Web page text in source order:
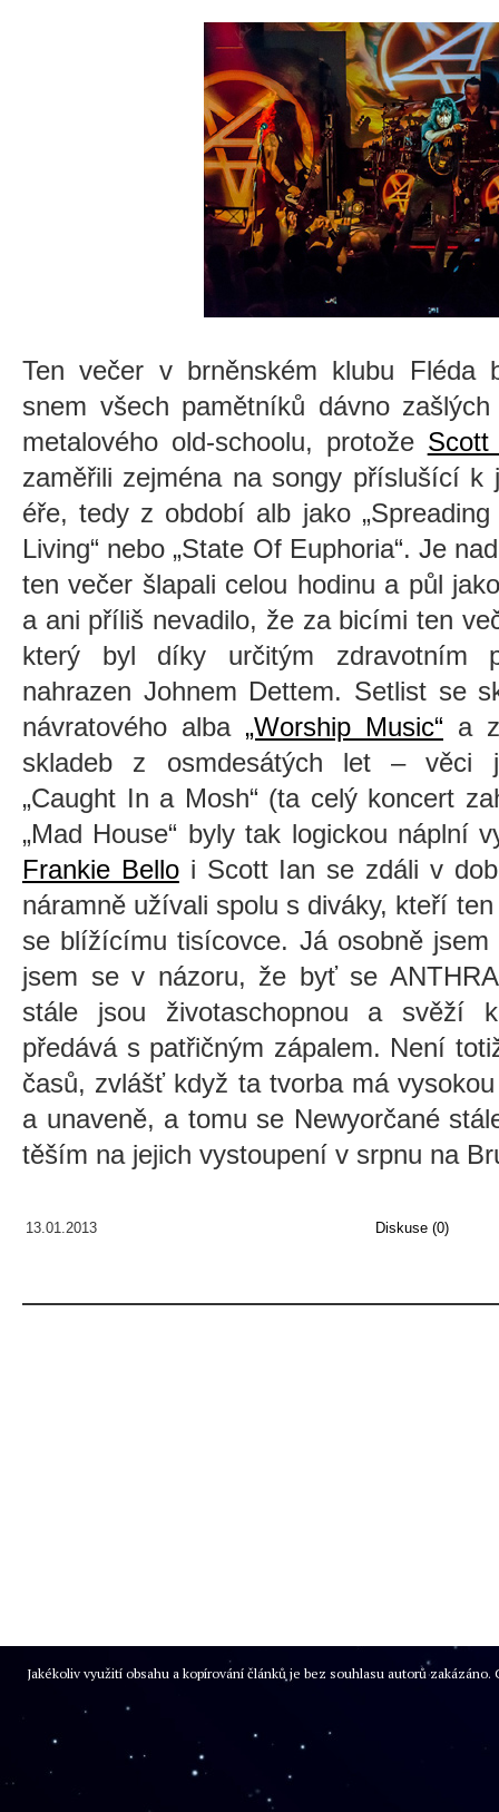
Ten večer v brněnském klubu Fléda
snem všech pamětníků dávno
metalového old-schoolu, protože Scott
zaměřili zejména na songy příslušící k
éře, tedy z období alb jako „Spreading
Living“ nebo „State Of Euphoria“. Je
ten večer šlapali celou hodinu a půl
a ani příliš nevadilo, že za bicími ten
který byl díky určitým zdravotním
nahrazen Johnem Dettem. Setlist se
návratového alba „Worship Music“ a
skladeb z osmdesátých let – věci
„Caught In a Mosh“ (ta celý koncert
„Mad House“ byly tak logickou náplní
Frankie Belloi Scott Ian se zdáli v
náramně užívali spolu s diváky, kteří
se blížícímu tisícovce. Já osobně
jsem se v názoru, že byť se
stále jsou životaschopnou a svěží
předává s patřičným zápalem. Není
časů, zvlášť když ta tvorba má
a unaveně, a tomu se Newyorčané
těším na jejich vystoupení v srpnu na
13.01.2013 Diskuse (0)
Jakékoliv využití obsahu a kopírování článků je bez souhlasu autorů